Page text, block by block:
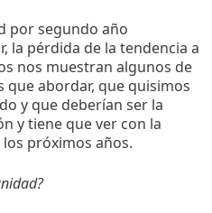
por segundo año
la pérdida de la tendencia a
nos muestran algunos de
abordar, que quisimos
y que deberían ser la
y tiene que ver con la
próximos años.